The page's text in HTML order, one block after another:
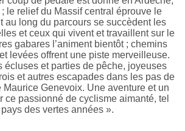
le relief du Massif central éprouve le
au long du parcours se succèdent les
et ceux qui vivent et travaillent sur le
gabares l’animent bientôt ; chemins
levées offrent une piste merveilleuse.
écluses et parties de pêche, joyeuses
et autres escapades dans les pas de
Genevoix. Une aventure et un
ce passionné de cyclisme aimanté, tel
des vertes années ».